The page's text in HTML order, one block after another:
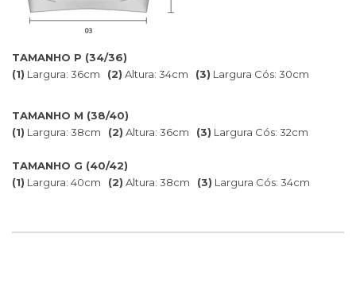
TAMANHO P (34/36)
(1) Largura: 36cm (2) Altura: 34cm (3) Largura Cós: 30cm
TAMANHO M (38/40)
(1) Largura: 38cm (2) Altura: 36cm (3) Largura Cós: 32cm
TAMANHO G (40/42)
(1) Largura: 40cm (2) Altura: 38cm (3) Largura Cós: 34cm